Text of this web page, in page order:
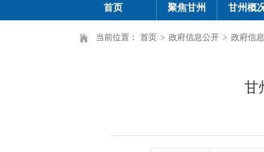
首页 聚焦甘州 甘州概
当前位置： 首页 > 政府信息公开 > 政府信
甘